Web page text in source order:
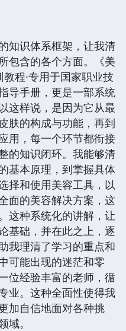
知识体系框架，让我清
包含的各个方面。《美
程·专用于国家职业技
导手册，更是一部系统
这样说，是因为它从最
肤的构成与功能，再到
用，每一个环节都衔接
的知识闭环。我能够清
基本原理，到掌握具体
择和使用美容工具，以
面的美容解决方案，这
这种系统化的讲解，让
基础，并在此之上，逐
我理清了学习的重点和
可能出现的迷茫和零
位经验丰富的老师，循
业。这种全面性使得我
加自信地面对各种挑
。